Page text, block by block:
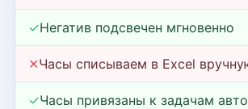
✓Негатив подсвечен мгновенно
✕Часы списываем в Excel
✓Часы привязаны к задачам